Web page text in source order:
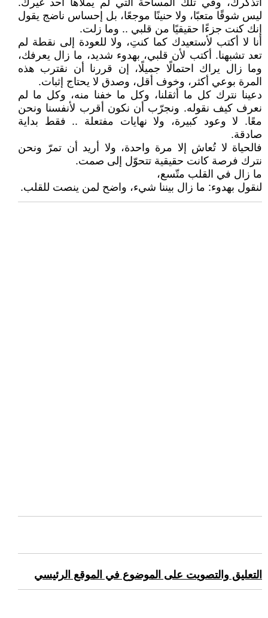
أتذكرك، وفي تلك المساحة التي لم يملأها أحد غيرك.
ليس شوقًا متعبًا، ولا حنينًا موجعًا، بل إحساس ناضج يقول
إنك كنت جزءًا حقيقيًا من قلبي .. وما زلت.
أنا لا أكتب لأستعيدك كما كنتِ، ولا للعودة إلى نقطة لم
تعد تشبهنا. أكتب لأن قلبي، بهدوء شديد، ما زال يعرفك،
وما زال يراك احتمالًا جميلًا، إن قررنا أن نقترب هذه
المرة بوعي أكثر، وخوف أقل، وصدق لا يحتاج إثبات.
دعينا نترك كل ما أثقلنا، وكل ما خفنا منه، وكل ما لم
نعرف كيف نقوله. ونجرّب أن نكون أقرب لأنفسنا ونحن
معًا. لا وعود كبيرة، ولا نهايات مفتعلة .. فقط بداية
صادقة.
فالحياة لا تُعاش إلا مرة واحدة، ولا أريد أن تمرّ ونحن
نترك فرصة كانت حقيقية تتحوّل إلى صمت.
ما زال في القلب متّسع،
لنقول بهدوء: ما زال بيننا شيء، واضح لمن ينصت للقلب.
التعليق والتصويت على الموضوع في الموقع الرئيسي